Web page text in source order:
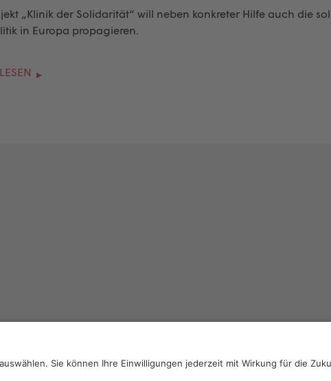
„Klinik der Solidarität“ will neben konkreter Hilfe auch die
in Europa propagieren.